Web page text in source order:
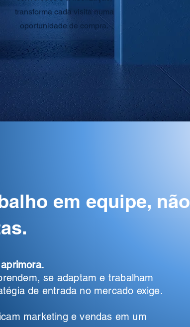
transforma cada visita numa
oportunidade de compra.
em equipe, não
se adaptam e trabalham
de entrada no mercado exige.
marketing e vendas em um